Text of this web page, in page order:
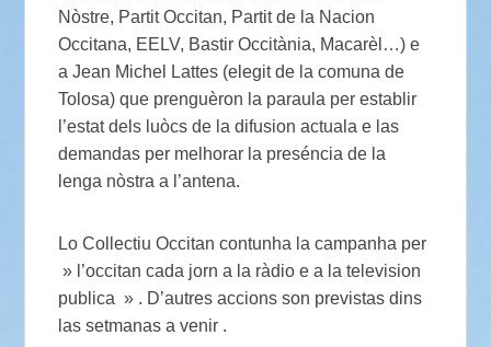
Nòstre, Partit Occitan, Partit de la Nacion
Occitana, EELV, Bastir Occitània, Macarèl…) e
a Jean Michel Lattes (elegit de la comuna de
Tolosa) que prenguèron la paraula per establir
l’estat dels luòcs de la difusion actuala e las
demandas per melhorar la preséncia de la
lenga nòstra a l’antena.
Lo Collectiu Occitan contunha la campanha per
» l’occitan cada jorn a la ràdio e a la television
publica » . D’autres accions son previstas dins
las setmanas a venir .